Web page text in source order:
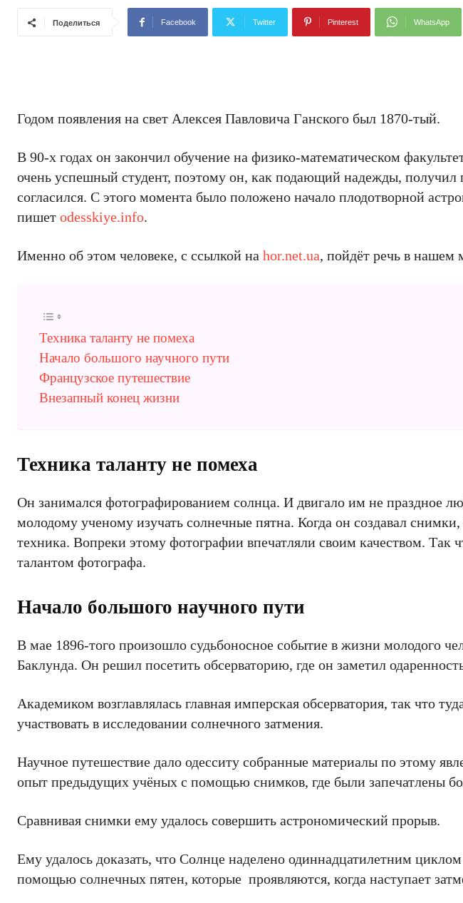
Поделиться Facebook Twitter Pinterest WhatsApp
Годом появления на свет Алексея Павловича Ганского был 1870-тый.
В 90-х годах он закончил обучение на физико-математическом
очень успешный студент, поэтому он, как подающий надежды, получил
согласился. С этого момента было положено начало плодотворной
пишет odesskiye.info.
Именно об этом человеке, с ссылкой на hor.net.ua, пойдёт речь в нашем
Техника таланту не помеха
Начало большого научного пути
Французское путешествие
Внезапный конец жизни
Техника таланту не помеха
Он занимался фотографированием солнца. И двигало им не праздное
молодому ученому изучать солнечные пятна. Когда он создавал
техника. Вопреки этому фотографии впечатляли своим качеством. Так
талантом фотографа.
Начало большого научного пути
В мае 1896-того произошло судьбоносное событие в жизни молодого
Баклунда. Он решил посетить обсерваторию, где он заметил
Академиком возглавлялась главная имперская обсерватория, так что
участвовать в исследовании солнечного затмения.
Научное путешествие дало одесситу собранные материалы по этому
опыт предыдущих учёных с помощью снимков, где были запечатлены
Сравнивая снимки ему удалось совершить астрономический прорыв.
Ему удалось доказать, что Солнце наделено одиннадцатилетним
помощью солнечных пятен, которые проявляются, когда наступает